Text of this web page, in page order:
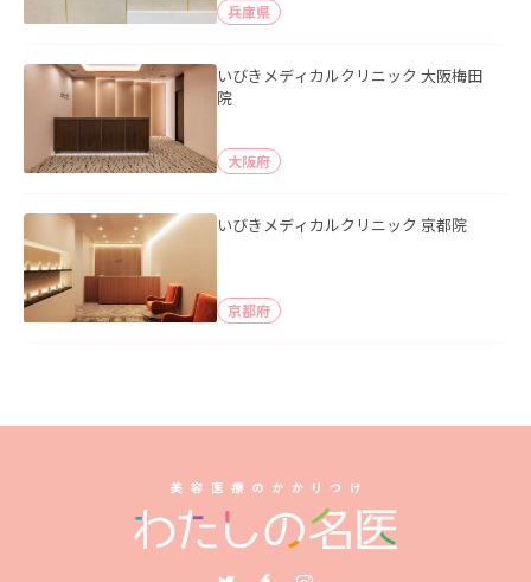
兵庫県
いびきメディカルクリニック 大阪梅田
院
大阪府
いびきメディカルクリニック 京都院
京都府